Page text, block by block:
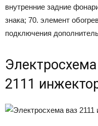
внутренние задние
знака; 70. элемент
подключения
2111